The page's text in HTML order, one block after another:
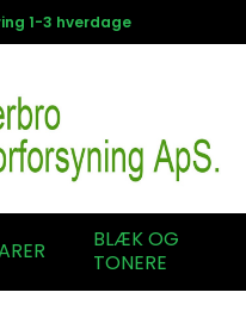
1-3 hverdage
BLÆK OG
TONERE